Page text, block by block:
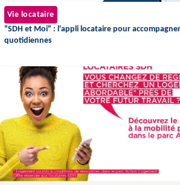
Vie locataire
"SDH et Moi" : l'appli locataire pour
quotidiennes